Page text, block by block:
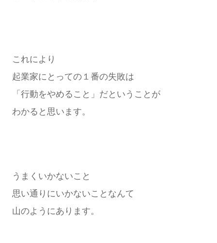
これにより
起業家にとっての１番の失敗は
「行動をやめること」だということが
わかると思います。
うまくいかないこと
思い通りにいかないことなんて
山のようにあります。